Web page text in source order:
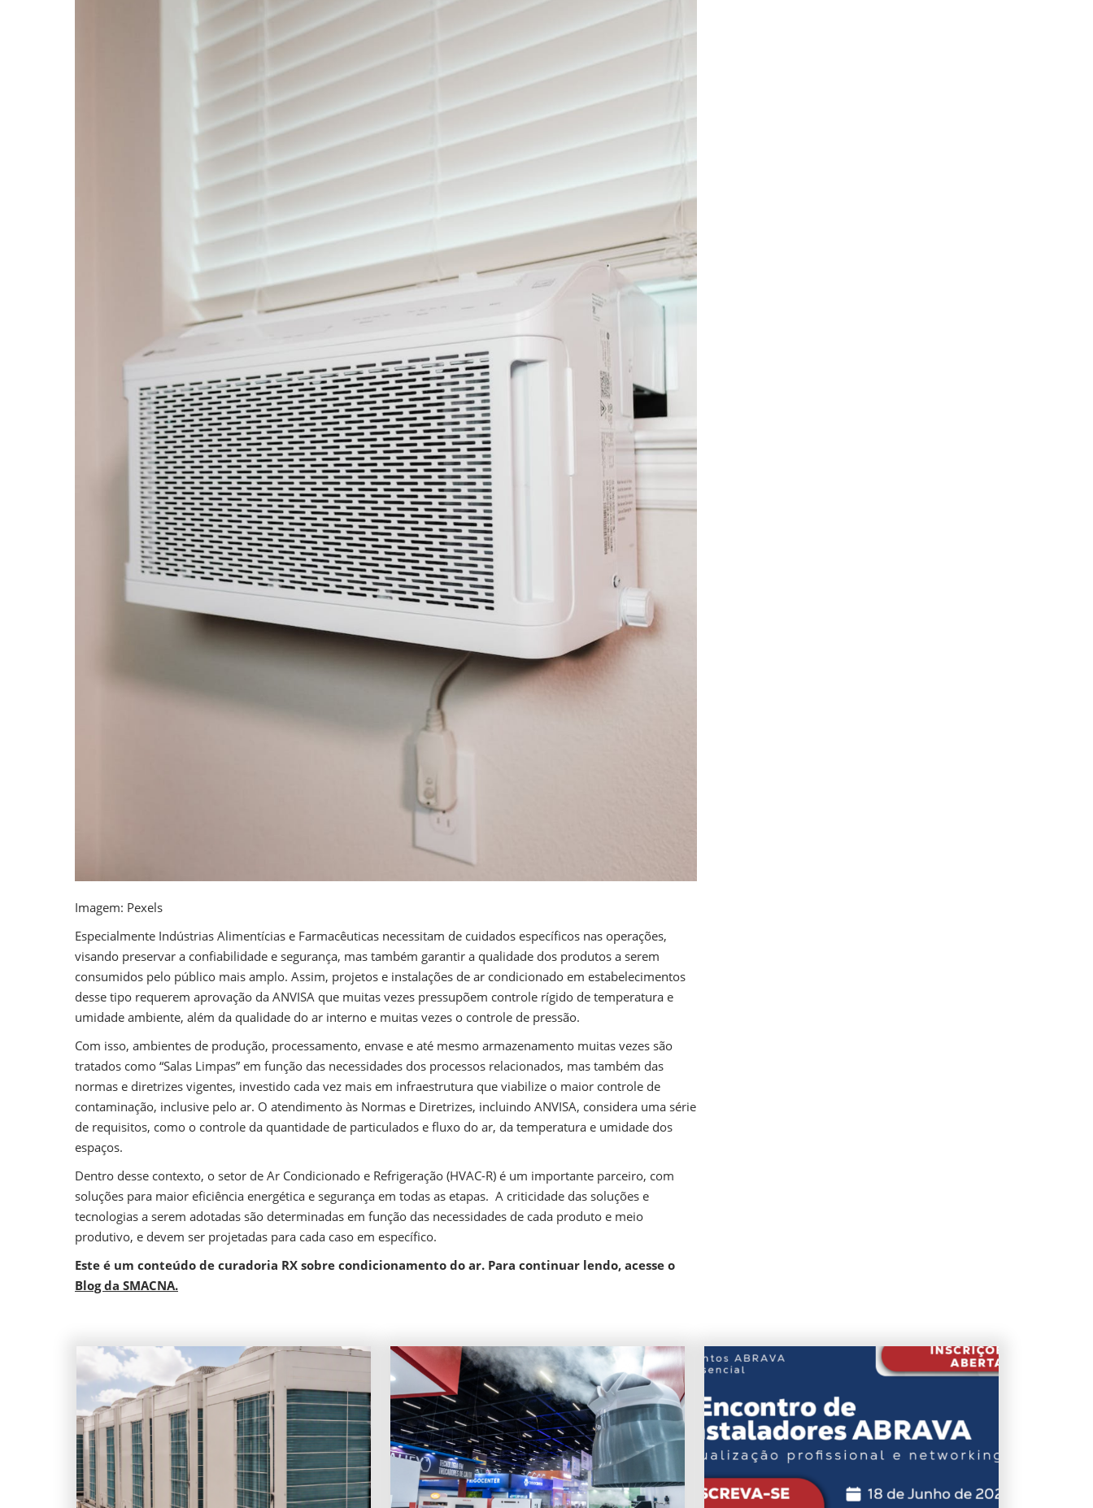
Imagem: Pexels
Especialmente Indústrias Alimentícias e Farmacêuticas necessitam de cuidados específicos nas operações,
visando preservar a confiabilidade e segurança, mas também garantir a qualidade dos produtos a serem
consumidos pelo público mais amplo. Assim, projetos e instalações de ar condicionado em estabelecimentos
desse tipo requerem aprovação da ANVISA que muitas vezes pressupõem controle rígido de temperatura e
umidade ambiente, além da qualidade do ar interno e muitas vezes o controle de pressão.
Com isso, ambientes de produção, processamento, envase e até mesmo armazenamento muitas vezes são
tratados como “Salas Limpas” em função das necessidades dos processos relacionados, mas também das
normas e diretrizes vigentes, investido cada vez mais em infraestrutura que viabilize o maior controle de
contaminação, inclusive pelo ar. O atendimento às Normas e Diretrizes, incluindo ANVISA, considera uma série
de requisitos, como o controle da quantidade de particulados e fluxo do ar, da temperatura e umidade dos
espaços.
Dentro desse contexto, o setor de Ar Condicionado e Refrigeração (HVAC-R) é um importante parceiro, com
soluções para maior eficiência energética e segurança em todas as etapas. A criticidade das soluções e
tecnologias a serem adotadas são determinadas em função das necessidades de cada produto e meio
produtivo, e devem ser projetadas para cada caso em específico.
Este é um conteúdo de curadoria RX sobre condicionamento do ar. Para continuar lendo, acesse o
Blog da SMACNA.